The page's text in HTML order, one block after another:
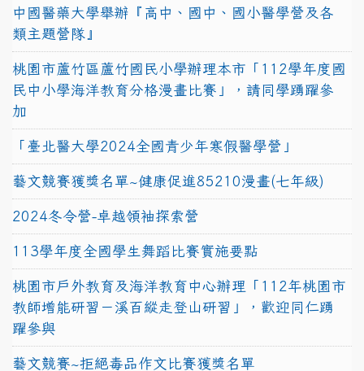
中國醫藥大學舉辦『高中、國中、國小醫學營及各
類主題營隊』
桃園市蘆竹區蘆竹國民小學辦理本市「112學年度國
民中小學海洋教育分格漫畫比賽」，請同學踴躍參
加
「臺北醫大學2024全國青少年寒假醫學營」
藝文競賽獲獎名單~健康促進85210漫畫(七年級)
2024冬令營-卓越領袖探索營
113學年度全國學生舞蹈比賽實施要點
桃園市戶外教育及海洋教育中心辦理「112年桃園市
教師增能研習－溪百縱走登山研習」，歡迎同仁踴
躍參與
藝文競賽~拒絕毒品作文比賽獲獎名單